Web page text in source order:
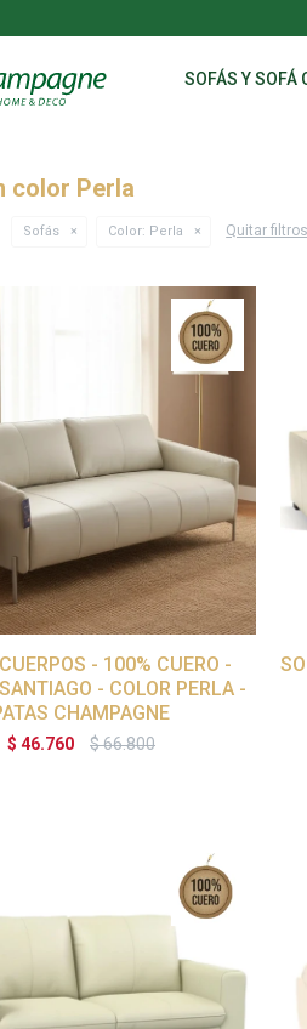
SOFÁS Y SOFÁ
color Perla
Sofás Color: Perla Quitar filtros
- 100% CUERO -
- COLOR PERLA -
CHAMPAGNE
$ 46.760 $66.800